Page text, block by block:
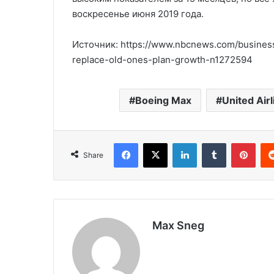
воскресенье июня 2019 года.
Источник: https://www.nbcnews.com/
replace-old-ones-plan-growth-n1272594
Boeing Max United
Share
Max Sneg